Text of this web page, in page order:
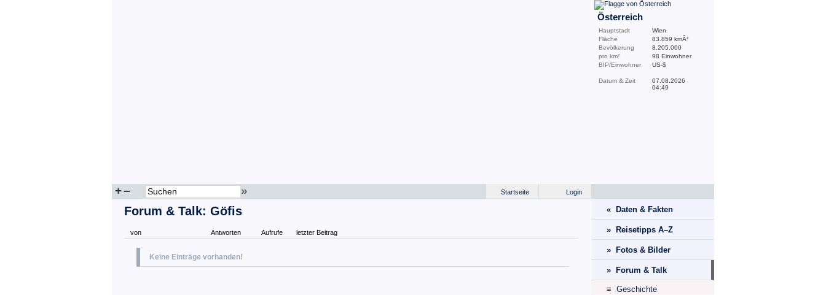
Österreich
Hauptstadt
Wien
Fläche
83.859 kmÂ²
Bevölkerung
8.205.000
pro km²
98 Einwohner
BIP/Einwohner
US-$
Datum & Zeit
07.08.2026
04:49
+– » Login
Startseite
Forum & Talk: Göfis
von Antworten Aufrufe letzter Beitrag
Keine Einträge vorhanden!
« Daten & Fakten
» Reisetipps A–Z
» Fotos & Bilder
» Forum & Talk
≡ Geschichte